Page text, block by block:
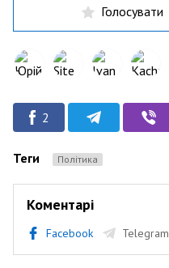
Голосувати
2
Теги Політика
Коментарі
Facebook Telegram